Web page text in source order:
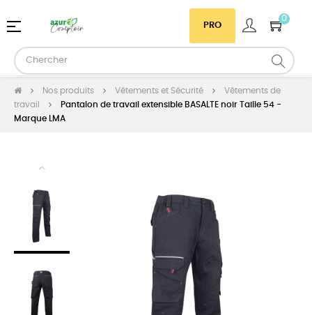
PRO
0
Basculer
navigation
☰
Nos produits Vêtements et Sécurité
Vêtements de
travail
Pantalon de travail extensible BASALTE noir Taille 54 -
Marque LMA